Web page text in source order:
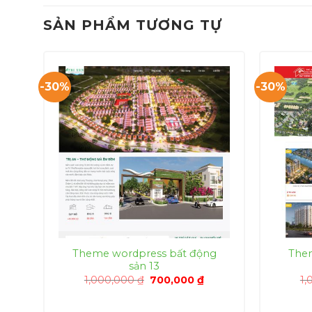
SẢN PHẨM TƯƠNG TỰ
-30%
Theme wordpress bất động
sản 13
1,000,000₫ Giá
700,000₫Giá
-30%